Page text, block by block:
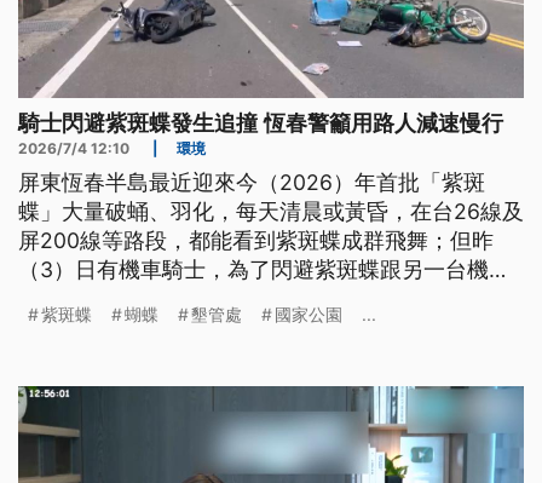
騎士閃避紫斑蝶發生追撞 恆春警籲用路人減速慢行
2026/7/4 12:10 環境
屏東恆春半島最近迎來今（2026）年首批「紫斑
蝶」大量破蛹、羽化，每天清晨或黃昏，在台26線及
屏200線等路段，都能看到紫斑蝶成群飛舞；但昨
（3）日有機車騎士，為了閃避紫斑蝶跟另一台機車
以免路殺蝴蝶或發生事故。
紫斑蝶 蝴蝶 墾管處 國家公園 ...